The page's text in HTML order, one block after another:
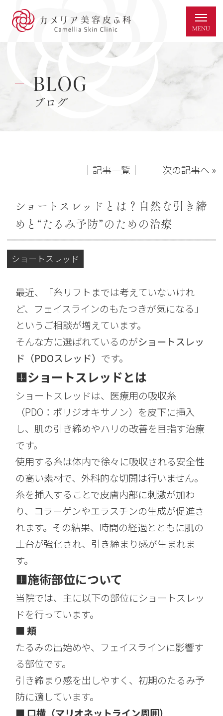
BLOG
ブログ
│記事一覧│ 次の記事へ »
ショートスレッドとは？自然な引き締
めと“たるみ予防”のための治療
ショートスレッド
最近、「糸リフトまでは考えていないけれ
ど、フェイスラインのもたつきが気になる」
というご相談が増えています。
そんな方に選ばれているのがショートスレッ
ド（PDOスレッド） です。
🟨ショートスレッドとは
ショートスレッドは、医療用の吸収糸
（PDO：ポリジオキサノン）を皮下に挿入
し、肌の引き締めやハリの改善を目指す治療
です。
使用する糸は体内で徐々に吸収される安全性
の高い素材で、外科的な切開は行いません。
糸を挿入することで皮膚内部に刺激が加わ
り、コラーゲンやエラスチンの生成が促進さ
れます。その結果、時間の経過とともに肌の
土台が強化され、引き締まり感が生まれま
す。
🟨施術部位について
当院では、主に以下の部位にショートスレッ
ドを行っています。
■ 頬
たるみの出始めや、フェイスラインに影響す
る部位です。
引き締まり感を出しやすく、初期のたるみ予
防に適しています。
■ 口横（マリオネットライン周囲）